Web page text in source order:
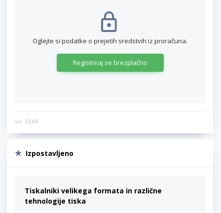
Oglejte si podatke o prejetih sredstvih iz proračuna.
Registriraj se brezplačno
Vir: ERAR
Izpostavljeno
Tiskalniki velikega formata in različne
tehnologije tiska